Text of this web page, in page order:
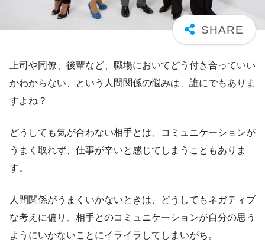
上司や同僚、後輩など、職場においてどう付き合っていい
かわからない、という人間関係の悩みは、誰にでもありま
すよね？
どうしても気が合わない相手とは、コミュニケーションが
うまく取れず、仕事が辛いと感じてしまうこともありま
す。
人間関係がうまくいかないときは、どうしてもネガティブ
な考えに偏り、相手とのコミュニケーションが自分の思う
ようにいかないことにイライラしてしまいがち。